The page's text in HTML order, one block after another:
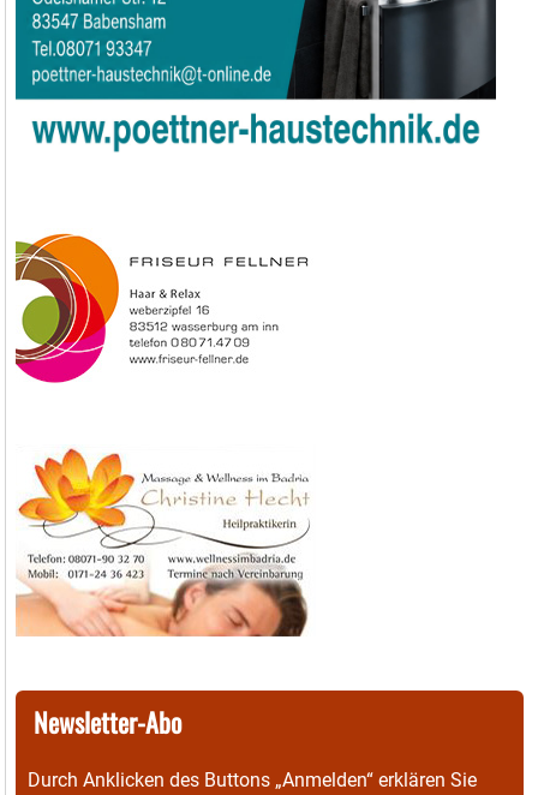
Newsletter-Abo
Durch Anklicken des Buttons „Anmelden“ erklären Sie